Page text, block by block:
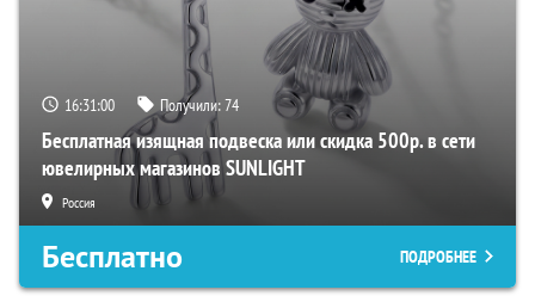
16:31:00 Получили:74
Бесплатная изящная подвеска или скидка 500р. в сети
ювелирных магазинов SUNLIGHT
Россия
Бесплатно ПОДРОБНЕЕ